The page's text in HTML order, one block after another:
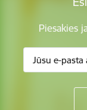
Piesakies